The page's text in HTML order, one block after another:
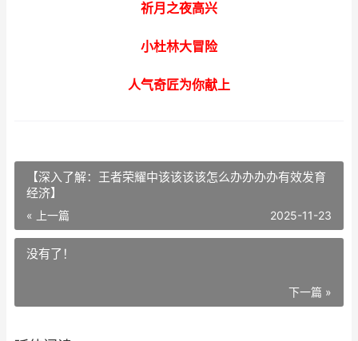
祈月之夜高兴
小杜林大冒险
人气奇匠为你献上
【深入了解：王者荣耀中该该该该怎么办办办办有效发育
经济】
« 上一篇 2025-11-23
没有了！
下一篇 »